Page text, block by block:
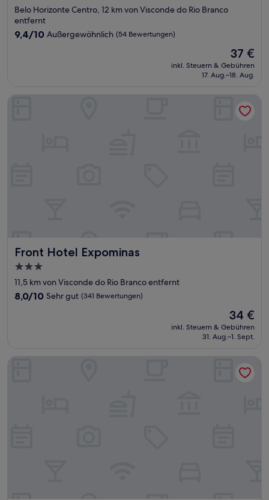
Sterne-
Unterkunft
Belo Horizonte Centro, 12 km von Visconde do Rio Branco
entfernt
9.4
9,4/10 Außergewöhnlich (54 Bewertungen)
Der
Preis
beträgt
37 €
inkl. Steuern & Gebühren
17. Aug.–18. Aug.
Front Hotel Expominas
Front Hotel Expominas
3.0-
Sterne-
Unterkunft
11,5 km von Visconde do Rio Branco entfernt
8.0
Bewertungen)
8,0/10 Sehr gut (341 Bewertungen)
Der
Preis
beträgt
34 €
inkl. Steuern & Gebühren
31. Aug.–1. Sept.
Stop Inn Antonio Carlos